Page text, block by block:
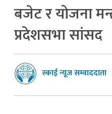
बजेट र योजना
प्रदेशसभा सांसद
स्काई न्यूज सम्वाददाता